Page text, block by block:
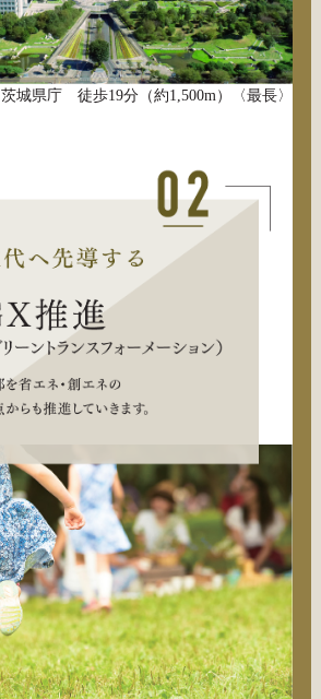
茨城県庁 徒歩19分（約1,500m）〈最長〉